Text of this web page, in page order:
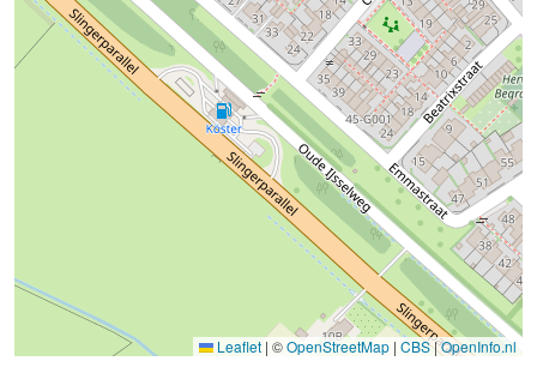
Leaflet | ©OpenStreetMap | CBS|OpenInfo.nl